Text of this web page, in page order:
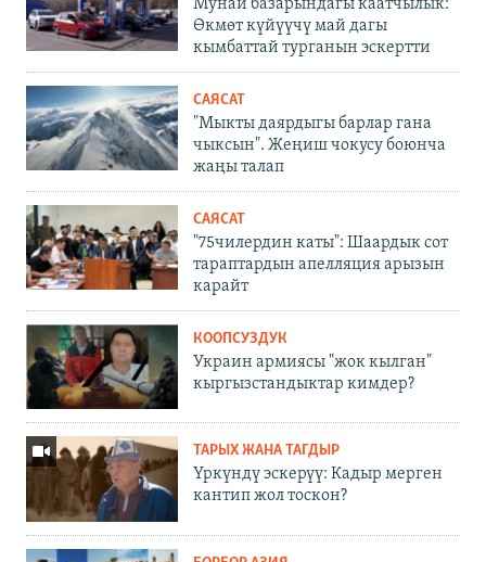
Мунай базарындагы каатчылык:
Өкмөт күйүүчү май дагы
кымбаттай турганын эскертти
САЯСАТ
"Мыкты даярдыгы барлар гана
чыксын". Жеңиш чокусу боюнча
жаңы талап
САЯСАТ
"75чилердин каты": Шаардык сот
тараптардын апелляция арызын
карайт
КООПСУЗДУК
Украин армиясы "жок кылган"
кыргызстандыктар кимдер?
ТАРЫХ ЖАНА ТАГДЫР
Үркүндү эскерүү: Кадыр мерген
кантип жол тоскон?